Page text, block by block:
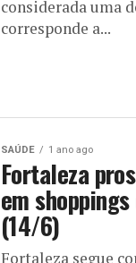
considerada uma
corresponde a...
SAÚDE 1 ano ago
Fortaleza
em
(14/6)
Fortaleza segue